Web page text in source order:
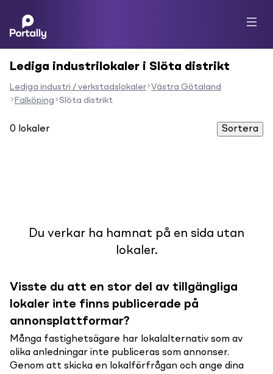
Lediga industrilokaler i Slöta distrikt
Lediga industri / verkstadslokaler Västra Götaland
Falköping
Slöta distrikt
0 lokaler Sortera
Du verkar ha hamnat på en sida utan
lokaler.
Visste du att en stor del av tillgängliga
lokaler inte finns publicerade på
annonsplattformar?
Många fastighetsägare har lokalalternativ som av
olika anledningar inte publiceras som annonser.
Genom att skicka en lokalförfrågan och ange dina